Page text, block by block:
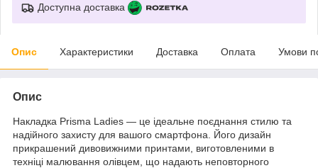
Доступна доставка
Опис Характеристики Доставка Оплата Умови
Опис
Накладка Prisma Ladies — це ідеальне поєднання стилю та
надійного захисту для вашого смартфона. Його дизайн
прикрашений дивовижними принтами, виготовленими в
техніці малювання олівцем, що надають неповторного